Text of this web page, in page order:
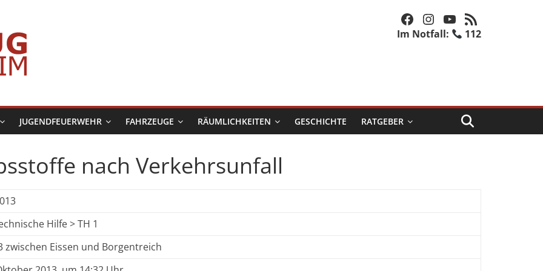
Facebook Instagram YouTube RSS-Feed
Im Notfall: 112
JUGENDFEUERWEHR FAHRZEUGE RÄUMLICHKEITEN GESCHICHTE RATGEBER
nach Verkehrsunfall
Hilfe > TH 1
zwischen Eissen und Borgentreich